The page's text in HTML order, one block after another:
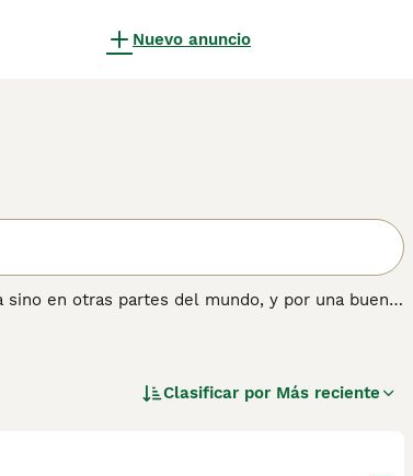
Nuevo anuncio
sino en otras partes del mundo, y por una buena
Clasificar por Más reciente